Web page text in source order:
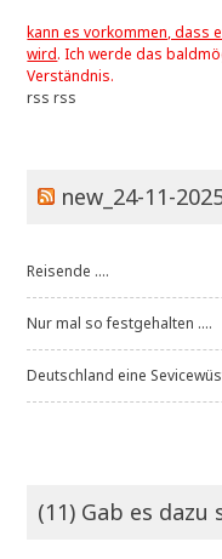
kann es vorkommen, dass
wird. Ich werde das
Verständnis.
rss rss
new_24-11-
Reisende ....
Nur mal so festgehalten ....
Deutschland eine
(11) Gab es dazu